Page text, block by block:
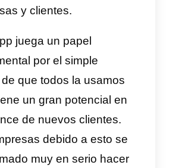
una persona que esté
en comprar o
un producto o servicio
tu empresa comercialice,
por esto que al momento de
campañas de marketing
tener muy en cuenta el